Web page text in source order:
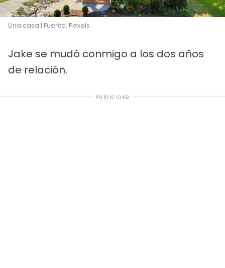
Una casa | Fuente: Pexels
Jake se mudó conmigo a los dos años
de relación.
PUBLICIDAD